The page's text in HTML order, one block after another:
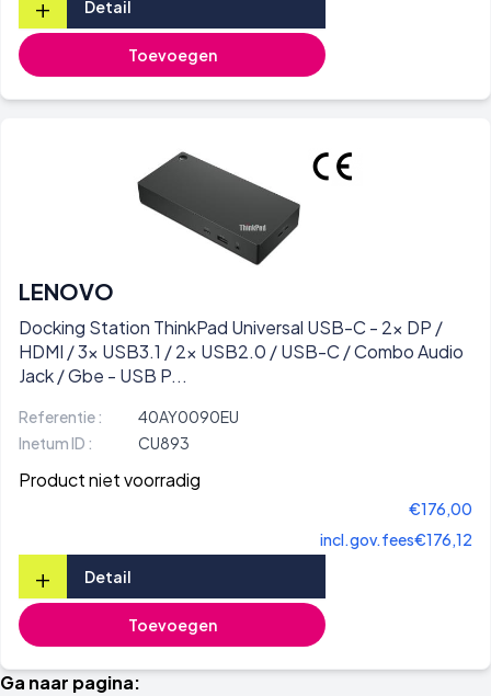
+ Detail
Toevoegen
LENOVO
Docking Station ThinkPad Universal USB-C - 2x DP /
HDMI / 3x USB3.1 / 2x USB2.0 / USB-C / Combo Audio
Jack / Gbe - USB P...
Referentie :
40AY0090EU
Inetum ID :
CU893
Product niet voorradig
€176,00
incl.gov.fees€176,12
+ Detail
Toevoegen
Ga naar pagina: